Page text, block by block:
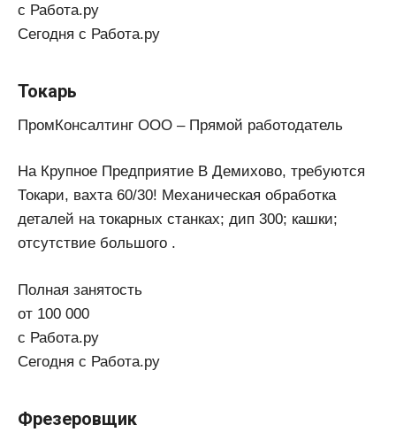
с Работа.ру
Сегодня с Работа.ру
Токарь
ПромКонсалтинг ООО – Прямой работодатель
На Крупное Предприятие В Демихово, требуются
Токари, вахта 60/30! Механическая обработка
деталей на токарных станках; дип 300; кашки;
отсутствие большого .
Полная занятость
от 100 000
с Работа.ру
Сегодня с Работа.ру
Фрезеровщик